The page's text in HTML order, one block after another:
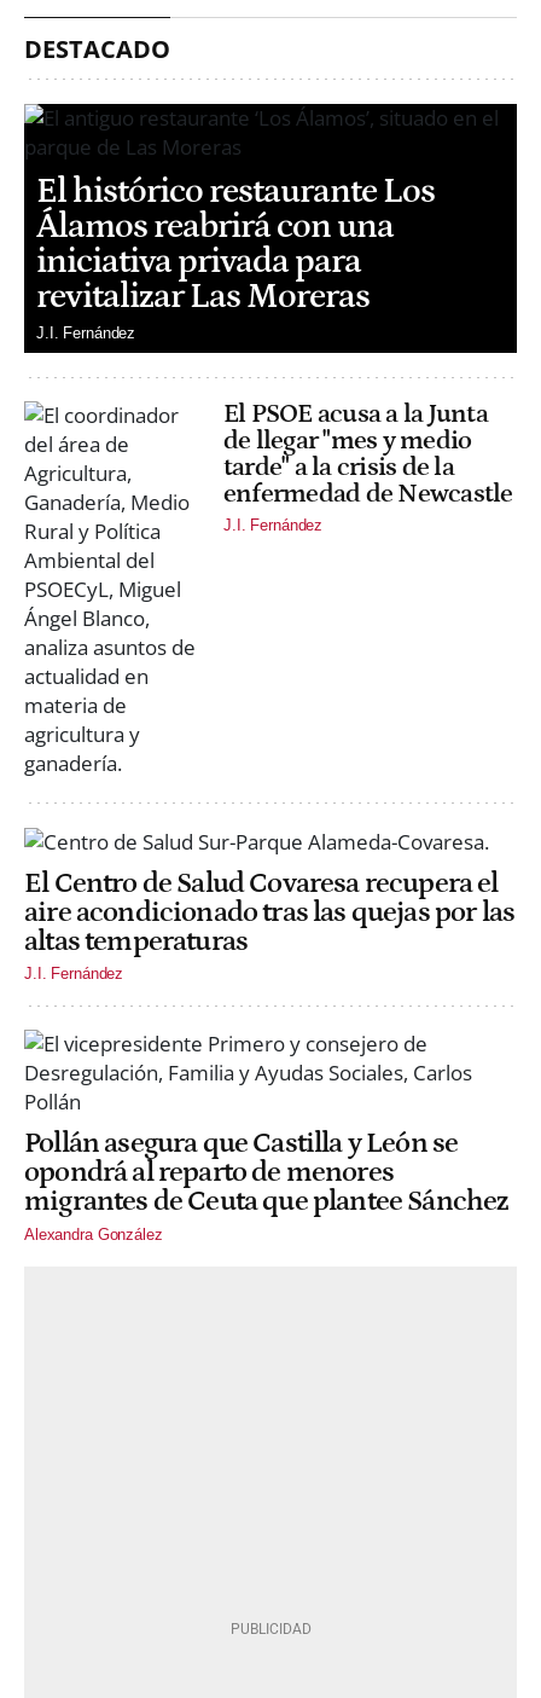
DESTACADO
El histórico restaurante Los
Álamos reabrirá con una
iniciativa privada para
revitalizar Las Moreras
J.I. Fernández
El PSOE acusa a la Junta
de llegar "mes y medio
tarde" a la crisis de la
enfermedad de Newcastle
J.I. Fernández
El Centro de Salud Covaresa recupera el
aire acondicionado tras las quejas por las
altas temperaturas
J.I. Fernández
Pollán asegura que Castilla y León se
opondrá al reparto de menores
migrantes de Ceuta que plantee Sánchez
Alexandra González